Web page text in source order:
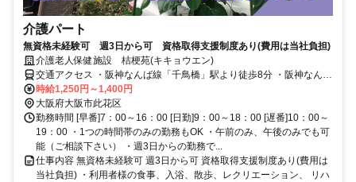
介護パート
無資格未経験可 週3日から可 資格取得支援制度あり(費用は当社負担)
介護老人保健施設 桔梗苑(キキョウエン)
交通アクセス ・阪神なんば線「千鳥橋」駅より徒歩8分 ・阪神なんば
線「西九条」駅より電車で5分 ・阪神なんば線「大阪難波」駅より電
車で15分 ・阪神なんば線「尼崎」駅より電車で15分
時給1,250円～1,400円
大阪府大阪市此花区
勤務時間 [早番]7：00～16：00 [日勤]9：00～18：00 [遅番]10：00～
19：00 ・1つの時間帯のみの勤務もOK ・午前のみ、午後のみでも可
能（ご相談下さい） ・週3日からの勤務で...
仕事内容 無資格未経験可 週3日から可 資格取得支援制度あり(費用は
当社負担) ・利用者様の食事、入浴、散歩、レクリエーション、 リハ